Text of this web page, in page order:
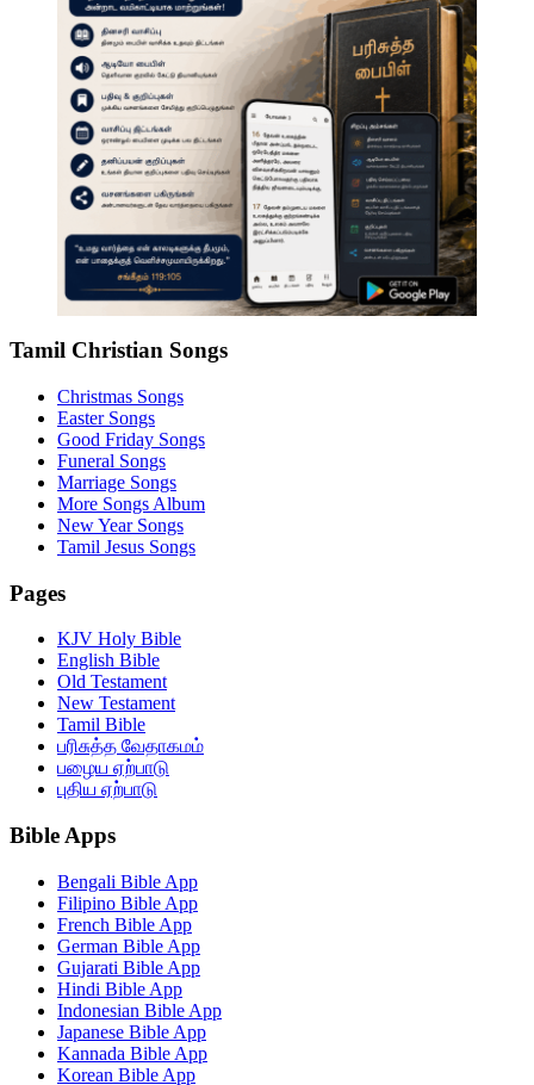
Tamil Christian Songs
Christmas Songs
Easter Songs
Good Friday Songs
Funeral Songs
Marriage Songs
More Songs Album
New Year Songs
Tamil Jesus Songs
Pages
KJV Holy Bible
English Bible
Old Testament
New Testament
Tamil Bible
பரிசுத்த வேதாகமம்
பழைய ஏற்பாடு
புதிய ஏற்பாடு
Bible Apps
Bengali Bible App
Filipino Bible App
French Bible App
German Bible App
Gujarati Bible App
Hindi Bible App
Indonesian Bible App
Japanese Bible App
Kannada Bible App
Korean Bible App